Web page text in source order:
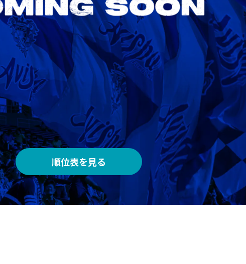
VS
AWAY
メルカリスタジアム
順位表を見る